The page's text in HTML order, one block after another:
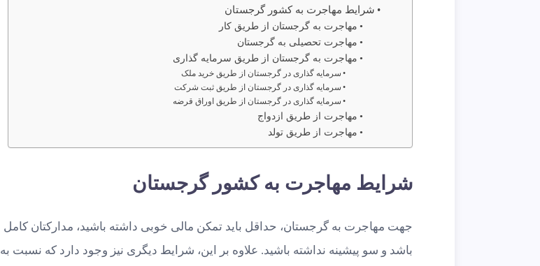
شرایط مهاجرت به کشور گرجستان
مهاجرت به گرجستان از طریق کار
مهاجرت تحصیلی به گرجستان
مهاجرت به گرجستان از طریق سرمایه گذاری
سرمایه گذاری در گرجستان از طریق خرید ملک
سرمایه گذاری در گرجستان از طریق ثبت شرکت
سرمایه گذاری در گرجستان از طریق اوراق قرضه
مهاجرت از طریق ازدواج
مهاجرت از طریق تولد
شرایط مهاجرت به کشور گرجستان
جهت مهاجرت به گرجستان، حداقل باید تمکن مالی خوبی داشته باشید، مدارکتان کامل
باشد و سو پیشینه نداشته باشید. علاوه بر این، شرایط دیگری نیز وجود دارد که نسبت به